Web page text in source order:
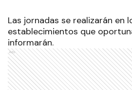
Las jornadas se realizarán en
establecimientos que
informarán.
Ads